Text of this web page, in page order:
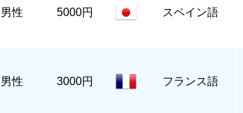
男性 5000円 スペイン語
男性 3000円 フランス語